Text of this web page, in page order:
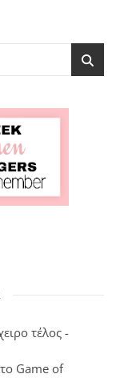
τέλος -
Game of